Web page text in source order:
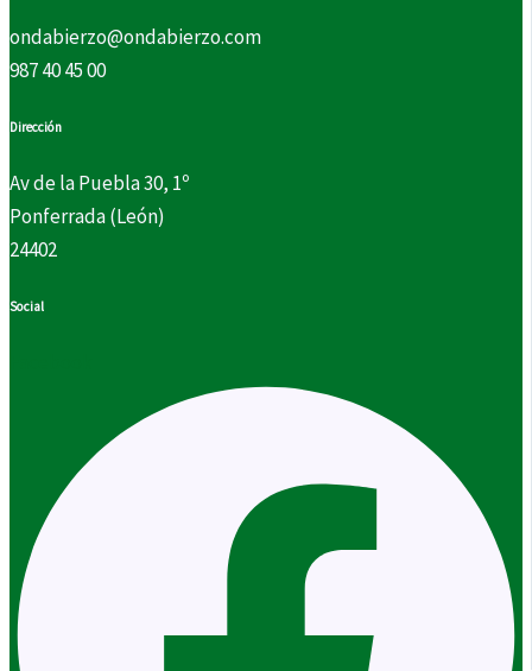
ondabierzo@ondabierzo.com
987 40 45 00
Dirección
Av de la Puebla 30, 1º
Ponferrada (León)
24402
Social